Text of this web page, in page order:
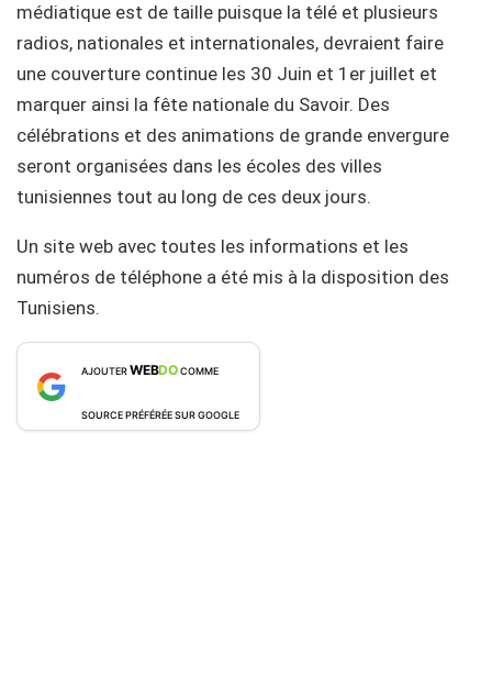
médiatique est de taille puisque la télé et plusieurs
radios, nationales et internationales, devraient faire
une couverture continue les 30 Juin et 1er juillet et
marquer ainsi la fête nationale du Savoir. Des
célébrations et des animations de grande envergure
seront organisées dans les écoles des villes
tunisiennes tout au long de ces deux jours.
Un site web avec toutes les informations et les
numéros de téléphone a été mis à la disposition des
Tunisiens.
AJOUTERWEBDOCOMME
SOURCE PRÉFÉRÉE SUR GOOGLE